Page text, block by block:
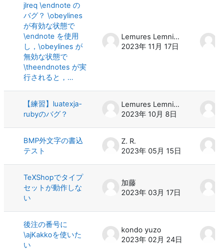
jlreq \endnote の
バグ？ \obeylines
が有効な状態で
\endnote を使用
し，\obeylines が
無効な状態で
\theendnotes が実
行されると，...
Lemures Lemniscati
2023年 11月 17日
【練習】luatexja-
rubyのバグ？
Lemures Lemniscati
2023年 10月 8日
BMP外文字の書込
テスト
Z. R.
2023年 05月 15日
TeXShopでタイプ
セットが動作しな
い
加藤
2023年 03月 17日
後注の番号に
\ajKakkoを使いた
い
kondo yuzo
2023年 02月 24日